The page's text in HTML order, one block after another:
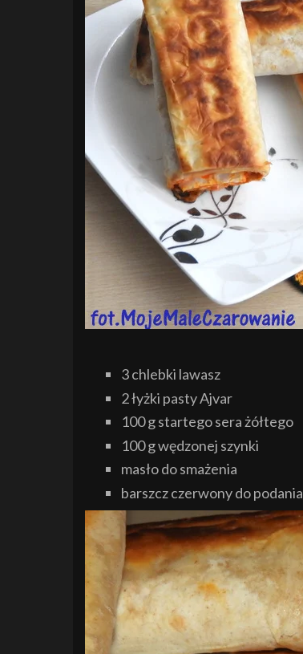
3 chlebki lawasz
2 łyżki pasty Ajvar
100 g startego sera żółtego
100 g wędzonej szynki
masło do smażenia
barszcz czerwony do podania